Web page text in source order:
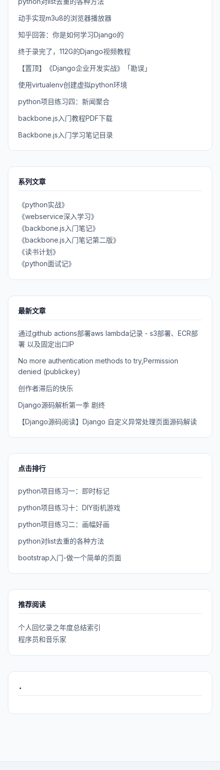
动手实现m3u8的浏览器播放器
知乎回答：你是如何学习Django的
终于录完了，112G的Django视频教程
【置顶】《Django企业开发实战》「勘误」
使用virtualenv创建虚拟python环境
python项目练习四：新闻聚合
backbone.js入门教程PDF下载
Backbone.js入门学习笔记目录
系列文章
《python实战》
《webservice深入学习》
《backbone.js入门笔记》
《backbone.js入门笔记第二版》
《读书计划》
《python面试记》
最新文章
通过github actions部署aws lambda记录 - s3部署、ECR部
署 以及固定出口IP
No more authentication methods to try,Permission
denied (publickey)
创作者滞后的快乐
Django源码解析第一季 剧终
【Django源码阅读】Django 自定义异常处理页面源码解读
点击排行
python项目练习一：即时标记
python项目练习十：DIY街机游戏
python项目练习二：画幅好画
python对list去重的各种方法
bootstrap入门-做一个简单的页面
推荐阅读
个人回忆录之年度总结索引
程序员和音乐家
.